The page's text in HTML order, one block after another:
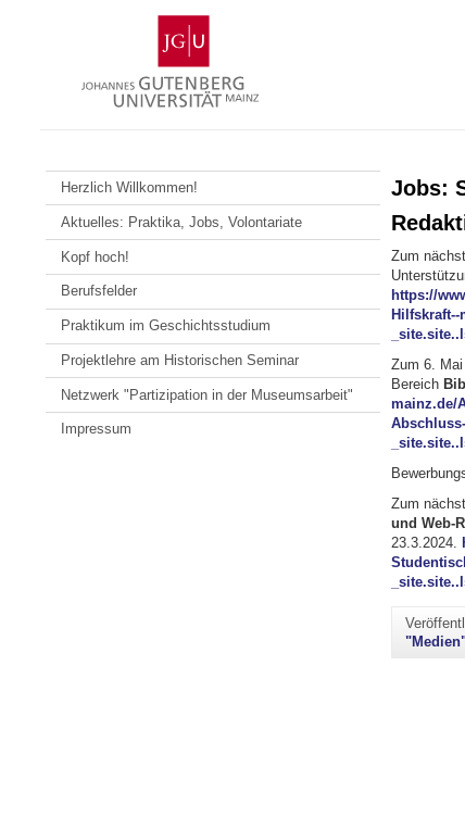
Gutenberg-
Universität
Mainz
Herzlich Willkommen!
Aktuelles: Praktika, Jobs, Volontariate
Kopf hoch!
Berufsfelder
Praktikum im Geschichtsstudium
Projektlehre am Historischen Seminar
Netzwerk "Partizipation in der Museumsarbeit"
Impressum
Jobs:
Zum
https://
Hilfskraft--
Zum 6.
Bereich
mainz.de/
Zum
und Web-
23.3.2024.